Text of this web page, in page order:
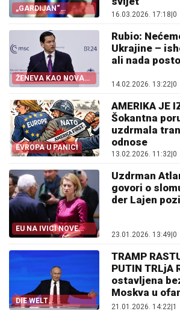
„GARDIJAN“
UPOZORAVA
16.03.2026. 17:18|0
ŽENEVA KAO NOVA
ŠANSA
Rubio:
Ukrajine –
ali nada
14.02.2026. 13:22|0
EVROPA U PANICI
AMERIKA JE
Šokantna
uzdrmala
odnose
13.02.2026. 11:32|0
EU NA IVICI NOVE
ERE
Uzdrman
govori o
der Lajen
23.01.2026. 13:49 0
DIE WELT
UPOZORAVA
TRAMP
PUTIN TRLjA
ostavljena
Moskva u
21.01.2026. 14:22 1